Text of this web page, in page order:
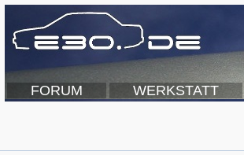
FORUM WERKSTATT